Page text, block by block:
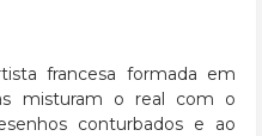
francesa formada em
misturam o real com o
conturbados e ao